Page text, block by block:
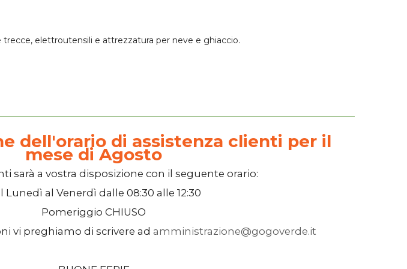
trecce, elettroutensili e attrezzatura per neve e ghiaccio.
dell'orario di assistenza clienti per il
mese di Agosto
sarà a vostra disposizione con il seguente orario:
Lunedì al Venerdì dalle 08:30 alle 12:30
Pomeriggio CHIUSO
vi preghiamo di scrivere ad amministrazione@gogoverde.it